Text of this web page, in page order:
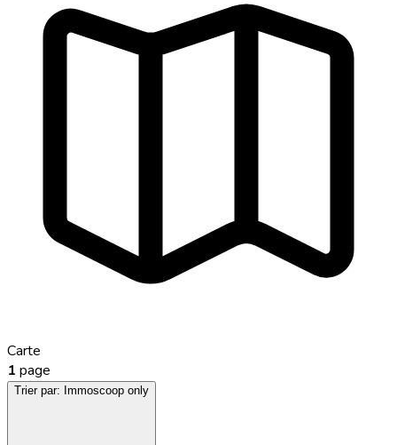
Carte
1 page
Trier par: Immoscoop only